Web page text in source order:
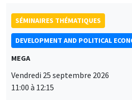
SÉMINAIRES THÉMATIQUES
DEVELOPMENT AND POLITICAL
MEGA
Vendredi 25 septembre 2026
11:00 à 12:15